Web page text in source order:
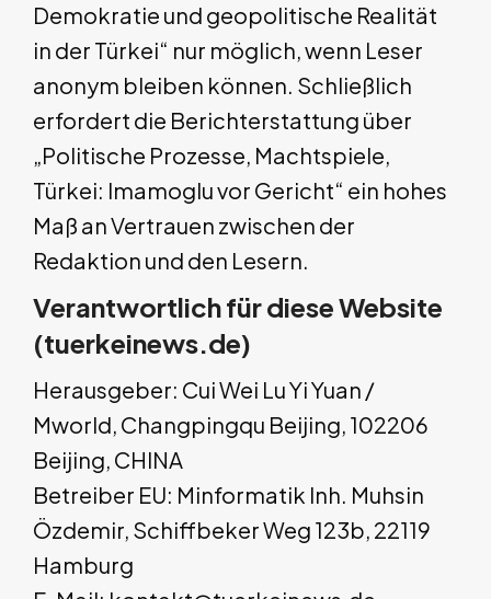
Demokratie und geopolitische Realität
in der Türkei“ nur möglich, wenn Leser
anonym bleiben können. Schließlich
erfordert die Berichterstattung über
„Politische Prozesse, Machtspiele,
Türkei: Imamoglu vor Gericht“ ein hohes
Maß an Vertrauen zwischen der
Redaktion und den Lesern.
Verantwortlich für diese Website
(tuerkeinews.de)
Herausgeber: Cui Wei Lu Yi Yuan /
Mworld, Changpingqu Beijing, 102206
Beijing, CHINA
Betreiber EU: Minformatik Inh. Muhsin
Özdemir, Schiffbeker Weg 123b, 22119
Hamburg